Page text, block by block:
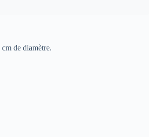
de diamètre.